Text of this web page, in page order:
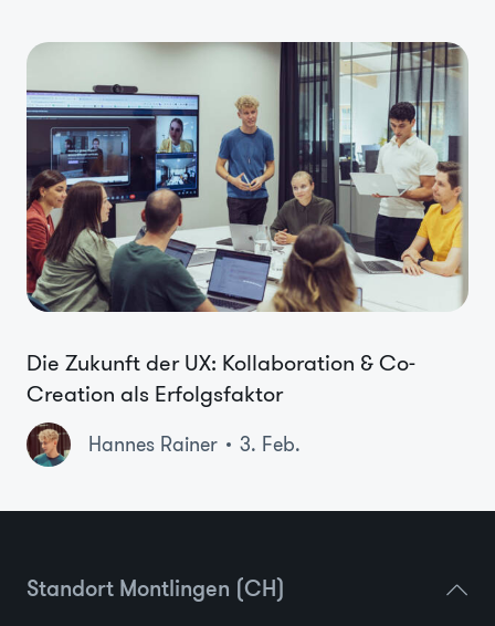
Die Zukunft der UX: Kollaboration & Co-
Creation als Erfolgsfaktor
Hannes Rainer 3. Feb.
Standort Montlingen (CH)